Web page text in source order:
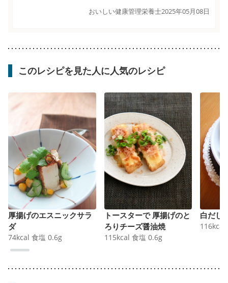
おいしい健康管理栄養士2025年05月08日
このレシピを見た人に人気のレシピ
厚揚げのエスニックサラ
ダ
74kcal 食塩 0.6g
トースターで 厚揚げのと
ろりチーズ醤油焼
115kcal 食塩 0.6g
白だし
116kcal